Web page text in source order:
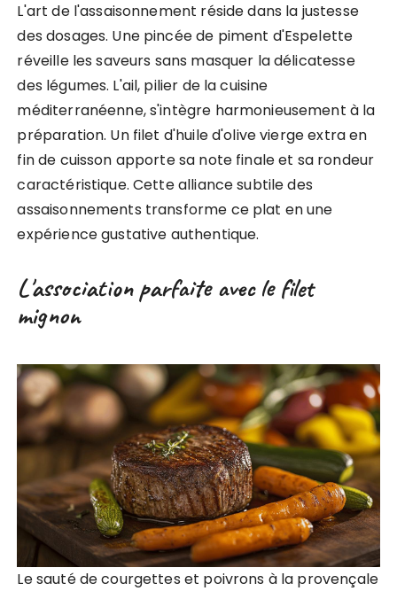
L'art de l'assaisonnement réside dans la justesse
des dosages. Une pincée de piment d'Espelette
réveille les saveurs sans masquer la délicatesse
des légumes. L'ail, pilier de la cuisine
méditerranéenne, s'intègre harmonieusement à la
préparation. Un filet d'huile d'olive vierge extra en
fin de cuisson apporte sa note finale et sa rondeur
caractéristique. Cette alliance subtile des
assaisonnements transforme ce plat en une
expérience gustative authentique.
L'association parfaite avec le filet
mignon
Le sauté de courgettes et poivrons à la provençale